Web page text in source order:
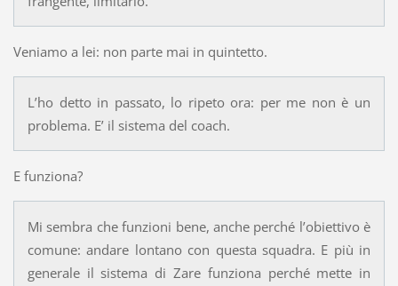
Veniamo a lei: non parte mai in quintetto.
L’ho detto in passato, lo ripeto ora: per me non è un
problema. E’ il sistema del coach.
E funziona?
Mi sembra che funzioni bene, anche perché l’obiettivo è
comune: andare lontano con questa squadra. E più in
generale il sistema di Zare funziona perché mette in